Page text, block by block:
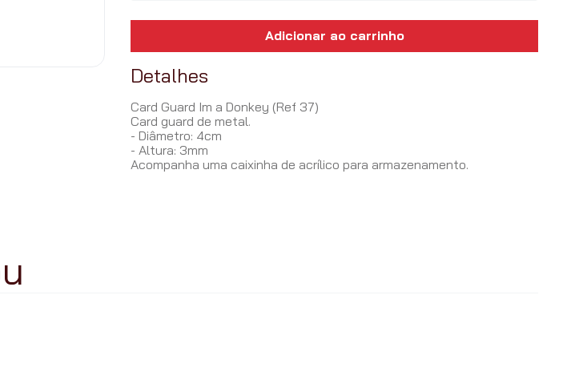
Adicionar ao carrinho
Detalhes
Card Guard Im a Donkey (Ref 37)
Card guard de metal.
- Diâmetro: 4cm
- Altura: 3mm
Acompanha uma caixinha de acrílico para armazenamento.